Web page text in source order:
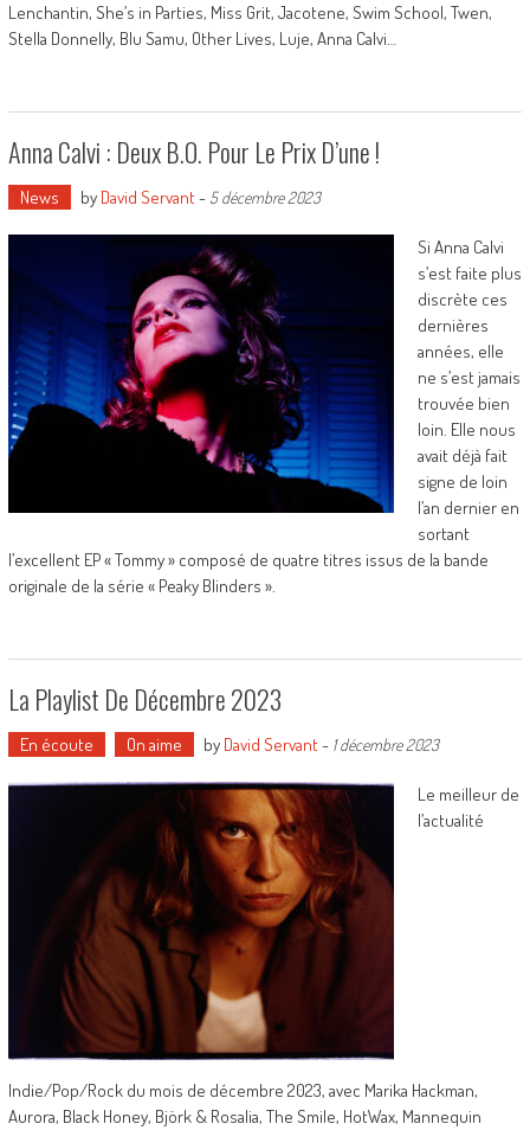
Lenchantin, She’s in Parties, Miss Grit, Jacotene, Swim School, Twen,
Stella Donnelly, Blu Samu, Other Lives, Luje, Anna Calvi…
Anna Calvi : Deux B.O. Pour Le Prix D’une !
News by David Servant- 5 décembre 2023
Si Anna Calvi
s’est faite plus
discrète ces
dernières
années, elle
ne s’est jamais
trouvée bien
loin. Elle nous
avait déjà fait
signe de loin
l’an dernier en
sortant
l’excellent EP « Tommy » composé de quatre titres issus de la bande
originale de la série « Peaky Blinders ».
La Playlist De Décembre 2023
En écoute On aime by David Servant- 1 décembre 2023
Le meilleur de
l’actualité
Indie/Pop/Rock du mois de décembre 2023, avec Marika Hackman,
Aurora, Black Honey, Björk & Rosalia, The Smile, HotWax, Mannequin